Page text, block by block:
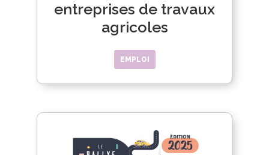
entreprises de travaux
agricoles
EMPLOI